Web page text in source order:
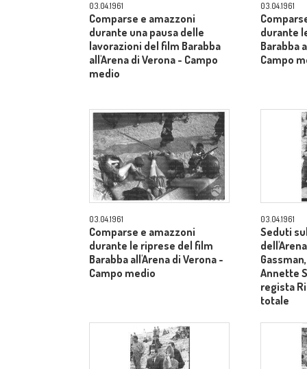
03.04.1961
Comparse e amazzoni
durante una pausa delle
lavorazioni del film Barabba
all'Arena di Verona - Campo
medio
03.04.1961
durante
Barabba
Campo
03.04.1961
Comparse e amazzoni
durante le riprese del film
Barabba all'Arena di Verona -
Campo medio
03.04.1961
Seduti
Annette
regista
totale